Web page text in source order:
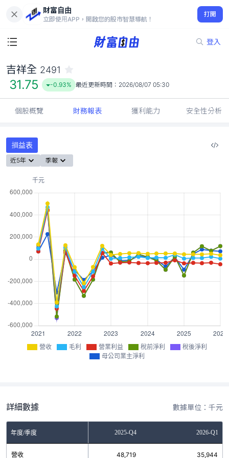
財富自由
立即使用APP，開啟您的股市智慧導航！
打開
登入
31.75
-0.93%
吉祥全 2491
31.75 -0.93% 最近更新時間： 2026/08/07 05:30
個股概覽 財務報表 獲利能力 安全性分析
損益表
近5年 季報
營收 毛利 營業利益 稅前淨利
稅後淨利
母公司業主淨利
詳細數據 數據單位：千元
年度/季度2025-Q3 2025-Q4 2026-Q1
營收 48,719 35,944